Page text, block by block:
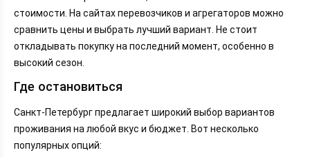
стоимости. На сайтах перевозчиков и агрегаторов можно
сравнить цены и выбрать лучший вариант. Не стоит
откладывать покупку на последний момент, особенно в
высокий сезон.
Где остановиться
Санкт-Петербург предлагает широкий выбор вариантов
проживания на любой вкус и бюджет. Вот несколько
популярных опций: